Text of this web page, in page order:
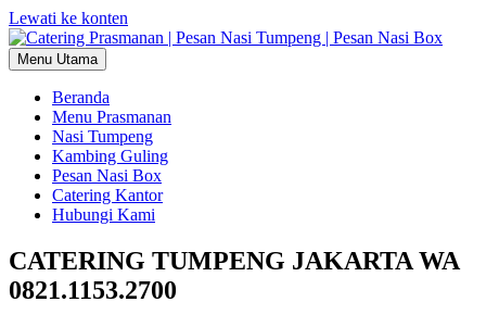
Lewati ke konten
Menu Utama
Beranda
Menu Prasmanan
Nasi Tumpeng
Kambing Guling
Pesan Nasi Box
Catering Kantor
Hubungi Kami
CATERING TUMPENG JAKARTA WA
0821.1153.2700